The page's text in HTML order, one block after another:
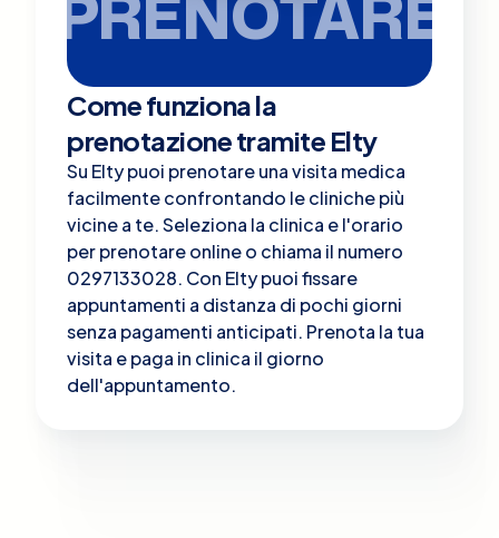
Come funziona la
prenotazione tramite Elty
Su Elty puoi prenotare una visita medica
facilmente confrontando le cliniche più
vicine a te. Seleziona la clinica e l'orario
per prenotare online o chiama il numero
0297133028. Con Elty puoi fissare
appuntamenti a distanza di pochi giorni
senza pagamenti anticipati. Prenota la tua
visita e paga in clinica il giorno
dell'appuntamento.